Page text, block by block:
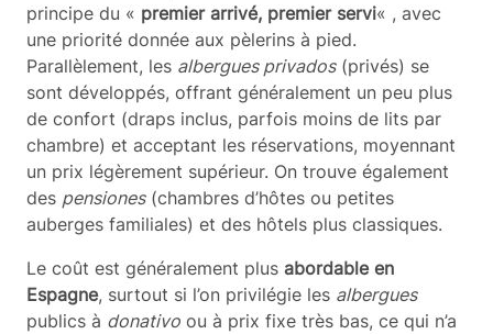
principe du « premier arrivé, premier servi« , avec
une priorité donnée aux pèlerins à pied.
Parallèlement, les albergues privados(privés) se
sont développés, offrant généralement un peu plus
de confort (draps inclus, parfois moins de lits par
chambre) et acceptant les réservations, moyennant
un prix légèrement supérieur. On trouve également
des pensiones(chambres d’hôtes ou petites
auberges familiales) et des hôtels plus classiques.
Le coût est généralement plus abordable en
Espagne, surtout si l’on privilégie les albergues
publics à donativo ou à prix fixe très bas, ce qui n’a